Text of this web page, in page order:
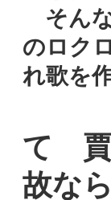
そん
のロク
れ歌を
て
故なら